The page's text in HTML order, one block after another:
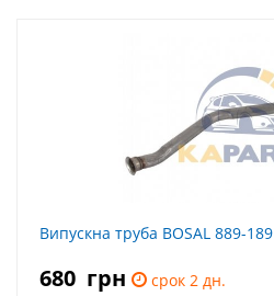
Випускна труба BOSAL 889-189
680 грн
срок 2 дн.